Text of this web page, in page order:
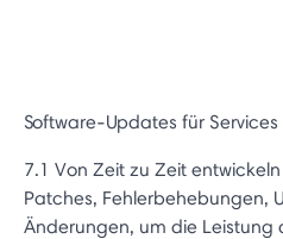
Software-Updates für Services
7.1 Von Zeit zu Zeit
Patches, Fehlerbehebungen,
Änderungen, um die Leistung